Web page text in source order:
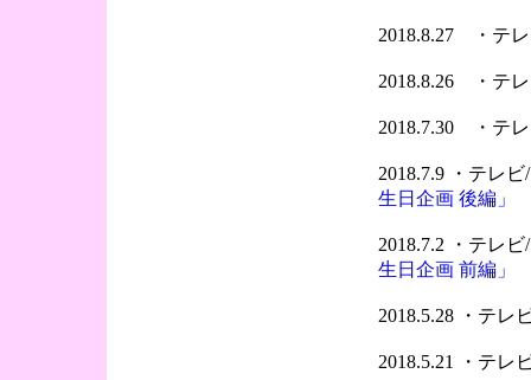
2018.8.27 ・テ
2018.8.26 ・テ
2018.7.30 ・テ
2018.7.9 ・テレ
生日企画 後編」
2018.7.2 ・テレ
生日企画 前編」
2018.5.28 ・テレ
2018.5.21 ・テレ